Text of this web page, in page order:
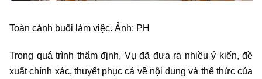
Toàn cảnh buổi làm việc. Ảnh: PH
Trong quá trình thẩm định, Vụ đã đưa ra nhiều ý kiến, đề
xuất chính xác, thuyết phục cả về nội dung và thể thức của